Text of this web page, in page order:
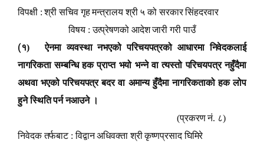
विपक्षी : श्री सचिव गृह मन्त्रालय श्री ५ को सरकार सिंहदरवार
विषय : उत्प्रेषणको आदेश जारी गरी पाउँ
(१) ऐनमा व्यवस्था नभएको परिचयपत्रको आधारमा निवेदकलाई
नागरिकता सम्बन्धि हक प्राप्त भयो भन्ने वा त्यस्तो परिचयपत्र नहुँदैमा
अथवा भएको परिचयपत्र बदर वा अमान्य हुँदैमा नागरिकताको हक लोप
हुने स्थिति पर्न नआउने ।
(प्रकरण नं. ८)
निवेदक तर्फबाट : विद्वान अधिवक्ता श्री कृष्णप्रसाद घिमिरे